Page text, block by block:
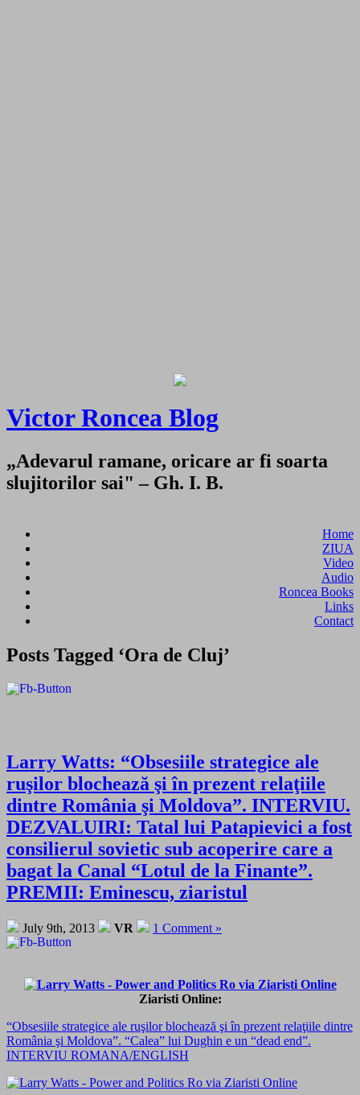
Victor Roncea Blog
„Adevarul ramane, oricare ar fi soarta
slujitorilor sai" – Gh. I. B.
Home
ZIUA
Video
Audio
Roncea Books
Links
Contact
Posts Tagged ‘Ora de Cluj’
Larry Watts: “Obsesiile strategice ale
ruşilor blochează şi în prezent relaţiile
dintre România şi Moldova”. INTERVIU.
DEZVALUIRI: Tatal lui Patapievici a fost
consilierul sovietic sub acoperire care a
bagat la Canal “Lotul de la Finante”.
PREMII: Eminescu, ziaristul
July 9th, 2013 VR 1 Comment »
Ziaristi Online:
“Obsesiile strategice ale ruşilor blochează şi în prezent relaţiile dintre
România şi Moldova”. “Calea” lui Dughin e un “dead end”.
INTERVIU ROMANA/ENGLISH